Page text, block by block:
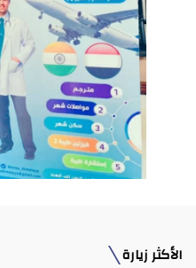
الأكثر زيارة